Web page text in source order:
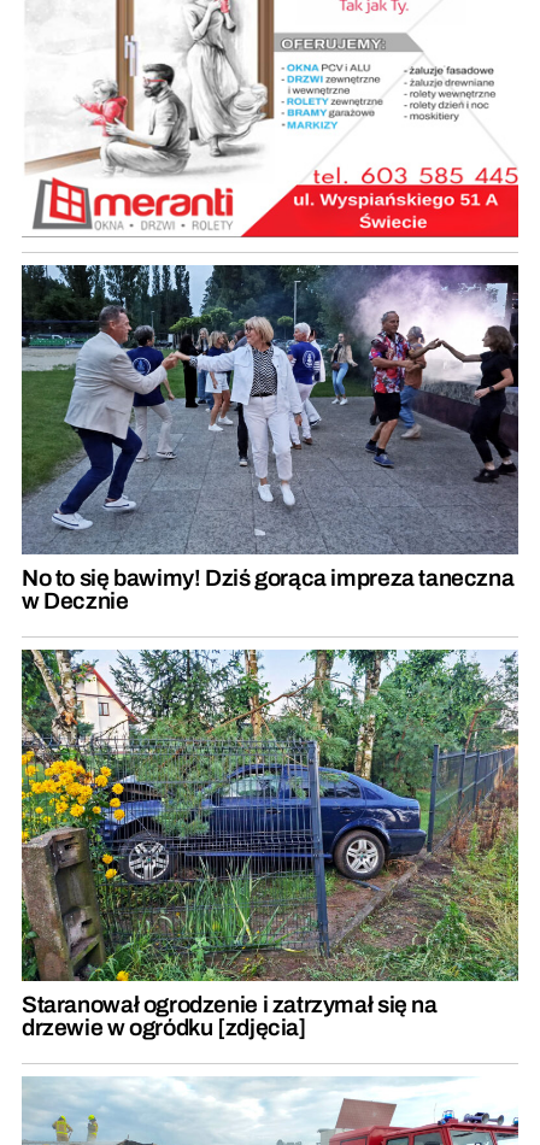
No to się bawimy! Dziś gorąca impreza taneczna
w Decznie
Staranował ogrodzenie i zatrzymał się na
drzewie w ogródku [zdjęcia]